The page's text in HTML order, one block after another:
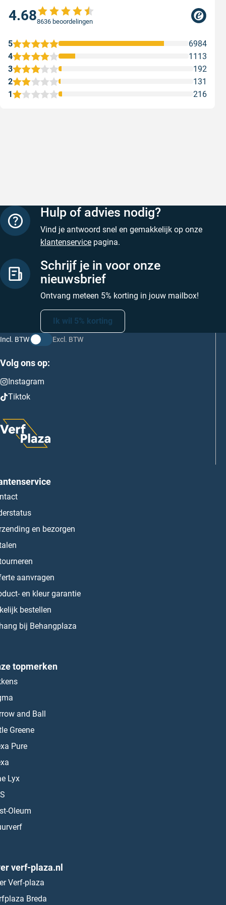
4.688636 beoordelingen
1 216
2 131
3 192
4 1113
5 6984
Hulp of advies nodig?
Vind je antwoord snel en gemakkelijk op onze
klantenservice pagina.
Schrijf je in voor onze
nieuwsbrief
Ontvang meteen 5% korting in jouw mailbox!
Ik wil 5% korting
Incl. BTW Excl. BTW
Volg ons op:
Instagram
Tiktok
en bezorgen
aanvragen
en kleur garantie
bestellen
bij Behangplaza
topmerken
and Ball
Greene
Pure
Lyx
Oleum
verf-plaza.nl
Verf-plaza
Breda